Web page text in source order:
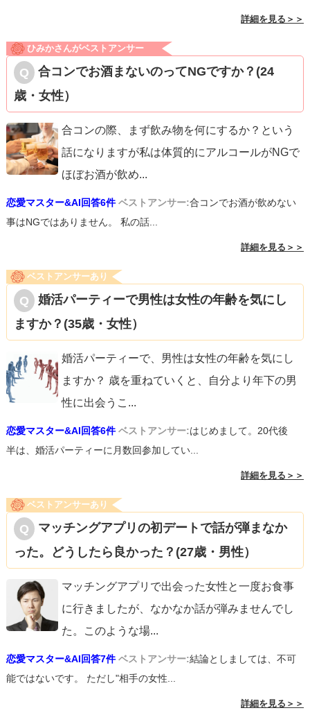
詳細を見る＞＞
ひみかさんがベストアンサー
合コンでお酒まないのってNGですか？(24
歳・女性）
合コンの際、まず飲み物を何にするか？という
話になりますが私は体質的にアルコールがNGで
ほぼお酒が飲め...
恋愛マスター&AI回答6件 ベストアンサー:合コンでお酒が飲めない
事はNGではありません。 私の話...
詳細を見る＞＞
ベストアンサーあり
婚活パーティーで男性は女性の年齢を気にし
ますか？(35歳・女性）
婚活パーティーで、男性は女性の年齢を気にし
ますか？ 歳を重ねていくと、自分より年下の男
性に出会うこ ...
恋愛マスター&AI回答6件 ベストアンサー:はじめまして。20代後
半は、婚活パーティーに月数回参加してい...
詳細を見る＞＞
ベストアンサーあり
マッチングアプリの初デートで話が弾まなか
った。どうしたら良かった？(27歳・男性）
マッチングアプリで出会った女性と一度お食事
に行きましたが、なかなか話が弾みませんでし
た。このような場...
恋愛マスター&AI回答7件 ベストアンサー:結論としましては、不可
能ではないです。 ただし"相手の女性...
詳細を見る＞＞